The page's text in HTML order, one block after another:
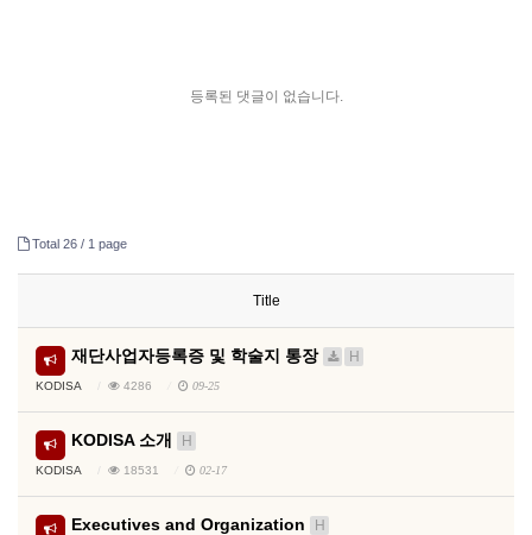
등록된 댓글이 없습니다.
Total 26 / 1 page
Title
재단사업자등록증 및 학술지 통장 H
KODISA 4286 09-25
KODISA 소개 H
KODISA 18531 02-17
Executives and Organization H